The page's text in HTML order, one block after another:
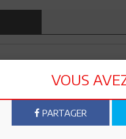
VOUS
PARTAGER